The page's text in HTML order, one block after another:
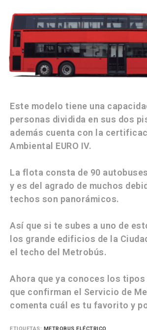
Este modelo tiene una
personas dividida en sus dos
además cuenta con la
Ambiental EURO IV.
La flota consta de 90
y es del agrado de muchos
techos son panorámicos.
Así que si te subes a uno de
los grande edificios de la
el techo del Metrobús.
Ahora que ya conoces los tipos
que confirman el Servicio de
comenta cuál es tu favorito y
ETIQUETAS: METROBUS ELÉCTRICO